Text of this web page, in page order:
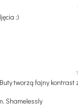
;)
tworzą fajny kontrast
Shamelessly